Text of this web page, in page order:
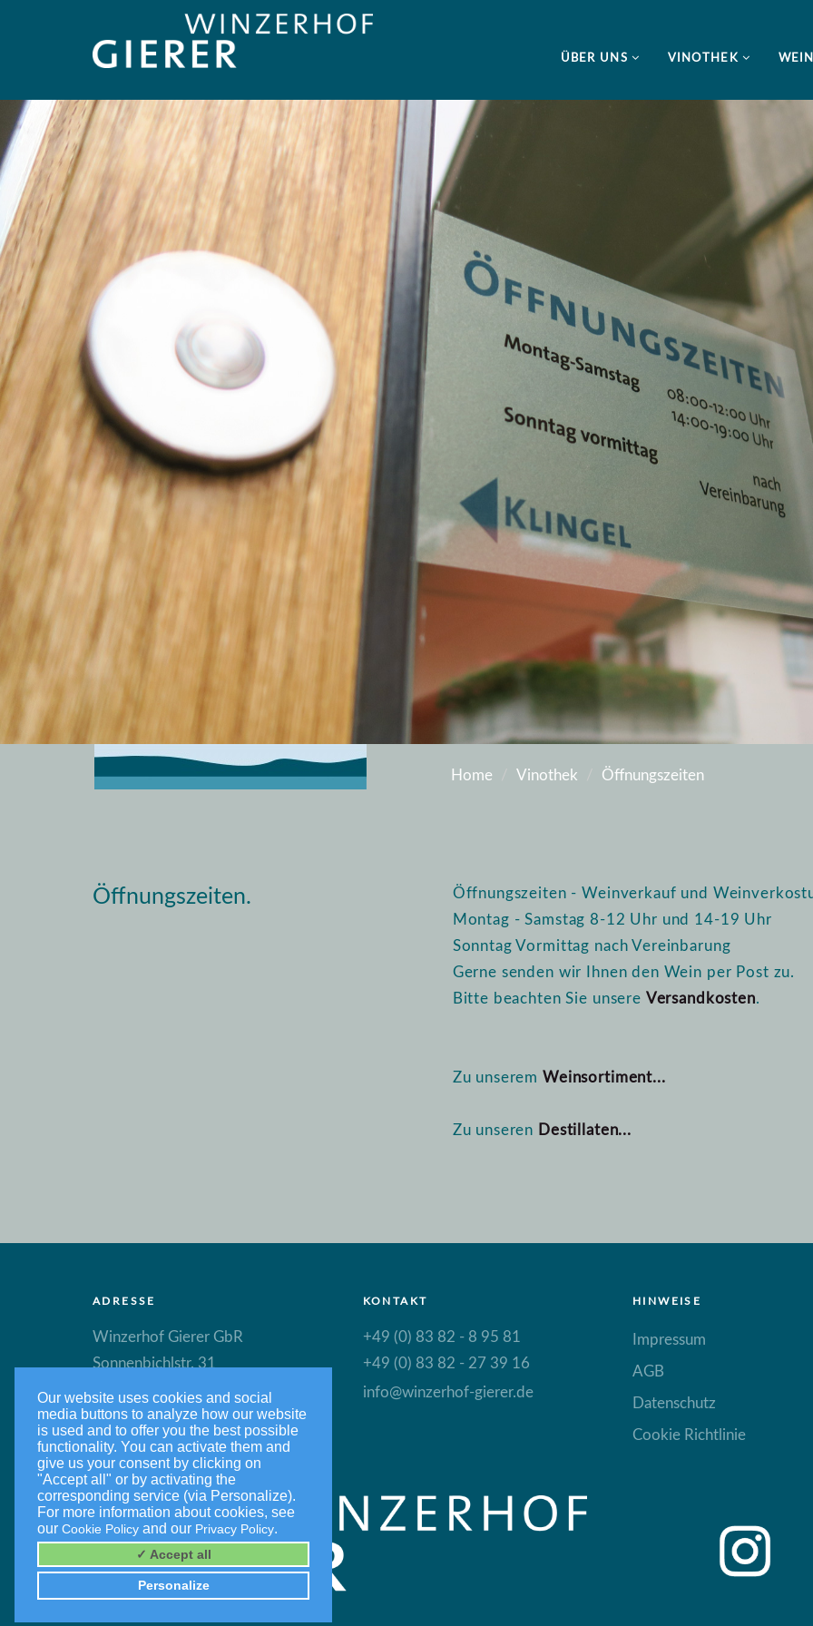
ÜBER UNS VINOTHEK
Home Vinothek Öffnungszeiten
Öffnungszeiten.
Öffnungszeiten - Weinverkauf und
Montag - Samstag 8-12 Uhr und 14-19 Uhr
Sonntag Vormittag nach Vereinbarung
Gerne senden wir Ihnen den Wein per Post zu.
Bitte beachten Sie unsere Versandkosten.
Zu unseremWeinsortiment...
Zu unseren Destillaten...
ADRESSE
Winzerhof Gierer GbR
Sonnenbichlstr. 31
88149 Nonnenhorn
KONTAKT
+49 (0) 83 82 - 8 95 81
+49 (0) 83 82 - 27 39 16
info@winzerhof-gierer.de
HINWEISE
Impressum
AGB
Datenschutz
Cookie Richtlinie
Our website uses cookies and social
media buttons to analyze how our website
is used and to offer you the best possible
functionality. You can activate them and
give us your consent by clicking on
"Accept all" or by activating the
corresponding service (via Personalize).
For more information about cookies, see
our Cookie Policy and our Privacy Policy.
✓ Accept all
Personalize